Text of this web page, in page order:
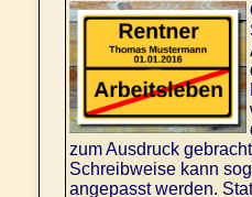
zum Ausdruck
Schreibweise kann
angepasst werden.